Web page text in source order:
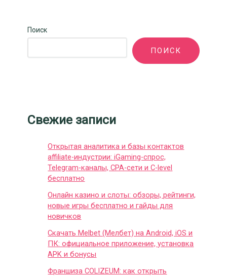
Поиск
ПОИСК
Свежие записи
Открытая аналитика и базы контактов
affiliate-индустрии: iGaming-спрос,
Telegram-каналы, CPA-сети и C-level
бесплатно
Онлайн казино и слоты: обзоры, рейтинги,
новые игры бесплатно и гайды для
новичков
Скачать Melbet (Мелбет) на Android, iOS и
ПК: официальное приложение, установка
APK и бонусы
Франшиза COLIZEUM: как открыть